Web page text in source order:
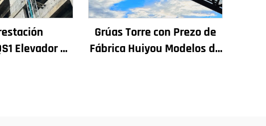
Elevador de
Grúas Torre con Prezo de
Fábrica Huiyou Modelos de